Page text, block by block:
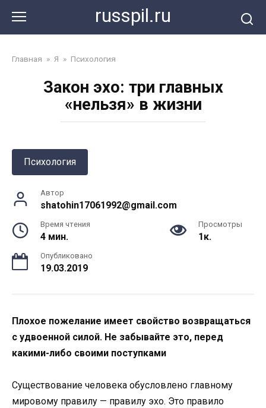
контенту
russpil.ru
Главная » Я » Психология
Закон эхо: три главных
«нельзя» в жизни
Психология
Автор
shatohin17061992@gmail.com
Время чтения
4 мин.
Просмотры
1к.
Опубликовано
19.03.2019
Плохое пожелание имеет свойство возвращаться
с удвоенной силой. Не забывайте это, перед
какими-либо своими поступками
Существование человека обусловлено главному
мировому правилу — правилу эхо. Это правило